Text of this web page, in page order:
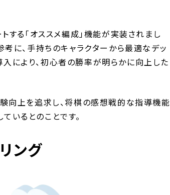
する「オススメ編成」機能が実装されまし
に、手持ちのキャラクターから最適なデッ
により、初心者の勝率が明らかに向上した
向上を追求し、将棋の感想戦的な指導機能
いるとのことです。
ング